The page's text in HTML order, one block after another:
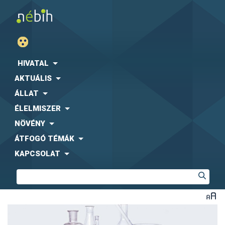
HIVATAL
AKTUÁLIS
ÁLLAT
ÉLELMISZER
NÖVÉNY
ÁTFOGÓ TÉMÁK
KAPCSOLAT